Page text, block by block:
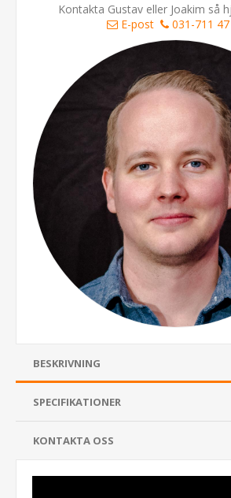
Kontakta Gustav eller Joakim så
E-post
031-711 47
BESKRIVNING
SPECIFIKATIONER
KONTAKTA OSS